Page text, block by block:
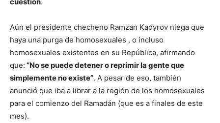
Aún el presidente checheno Ramzan Kadyrov niega que
haya una purga de homosexuales , o incluso
homosexuales existentes en su República, afirmando
que: “No se puede detener o reprimir la gente que
simplemente no existe”. A pesar de eso, también
anunció que iba a librar a la región de los homosexuales
para el comienzo del Ramadán (que es a finales de este
mes).